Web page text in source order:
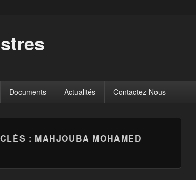
Documents Actualités Contactez-Nous
: MAHJOUBA MOHAMED